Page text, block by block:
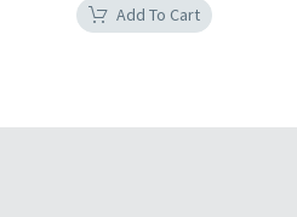
Add To Cart